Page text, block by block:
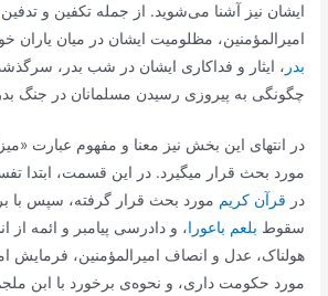
ایشان نیز آشنا می‌شوید. از جمله تکفین و تدفین
امیرالمؤمنین، مظلومیت ایشان در میان یاران
بدر ، ایثار و فداکاری ایشان در شب بدر،
چگونگی به پیروزی رسیدن مسلمانان در جنگ
در انتهای این بخش نیز معنا و مفهوم عبارت
مورد بحث قرار میگیرد. در این قسمت، ابتدا
در قرآن کریم مورد بحث قرار گرفته، سپس با
سقوط بلعم باعورا
هولناک، عدل و انصاف امیرالمؤمنین، فرمایش
مورد حکومت داری، و نحوه‌ی برخورد با ابن